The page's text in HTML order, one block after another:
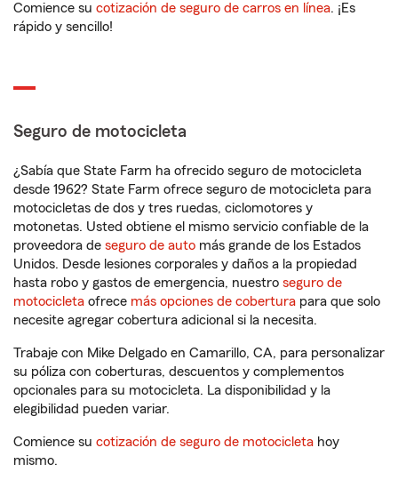
Comience su cotización de seguro de carros en línea. ¡Es
rápido y sencillo!
Seguro de motocicleta
¿Sabía que State Farm ha ofrecido seguro de motocicleta
desde 1962? State Farm ofrece seguro de motocicleta para
motocicletas de dos y tres ruedas, ciclomotores y
motonetas. Usted obtiene el mismo servicio confiable de la
proveedora de seguro de auto más grande de los Estados
Unidos. Desde lesiones corporales y daños a la propiedad
hasta robo y gastos de emergencia, nuestro seguro de
motocicleta ofrece más opciones de cobertura para que solo
necesite agregar cobertura adicional si la necesita.
Trabaje con Mike Delgado en Camarillo, CA, para personalizar
su póliza con coberturas, descuentos y complementos
opcionales para su motocicleta. La disponibilidad y la
elegibilidad pueden variar.
Comience su cotización de seguro de motocicleta hoy
mismo.